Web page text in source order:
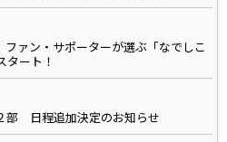
ファン・サポーターが選ぶ「なでしこ
タート！
部 日程追加決定のお知らせ